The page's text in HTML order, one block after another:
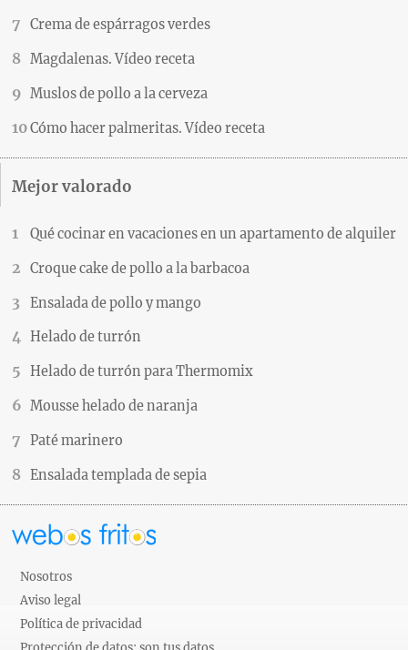
Crema de espárragos verdes
Magdalenas. Vídeo receta
Muslos de pollo a la cerveza
Cómo hacer palmeritas. Vídeo receta
Mejor valorado
Qué cocinar en vacaciones en un apartamento de alquiler
Croque cake de pollo a la barbacoa
Ensalada de pollo y mango
Helado de turrón
Helado de turrón para Thermomix
Mousse helado de naranja
Paté marinero
Ensalada templada de sepia
Nosotros
Aviso legal
Política de privacidad
Protección de datos: son tus datos